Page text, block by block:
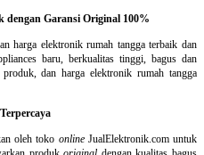
dengan Garansi Original 100%
harga elektronik rumah tangga terbaik dan
baru, berkualitas tinggi, bagus dan
dan harga elektronik rumah tangga
oleh toko onlineJualElektronik.com untuk